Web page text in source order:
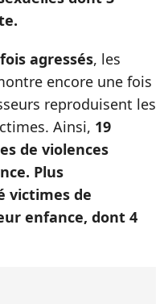
agressés, les
encore une fois
reproduisent les
Ainsi, 19
de violences
Plus
victimes de
enfance, dont 4